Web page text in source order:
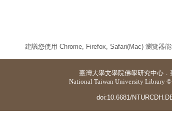
建議您使用 Chrome, Firefox, Safari(Mac) 瀏覽器
臺灣大學文學院佛學研究中心 ．
National Taiwan University Library
doi:10.6681/